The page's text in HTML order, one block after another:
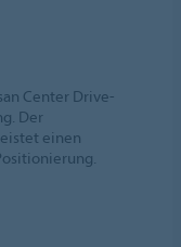
Center Drive-
Der
einen